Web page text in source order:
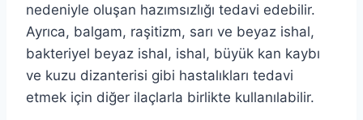
nedeniyle oluşan hazımsızlığı tedavi edebilir.
Ayrıca, balgam, raşitizm, sarı ve beyaz ishal,
bakteriyel beyaz ishal, ishal, büyük kan kaybı
ve kuzu dizanterisi gibi hastalıkları tedavi
etmek için diğer ilaçlarla birlikte kullanılabilir.